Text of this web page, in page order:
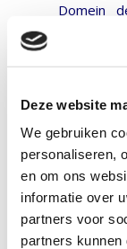
Deze website
We gebruiken
personaliseren,
en om ons
informatie over
partners voor
partners
Domein
Eijsden-
Het plan
Het park